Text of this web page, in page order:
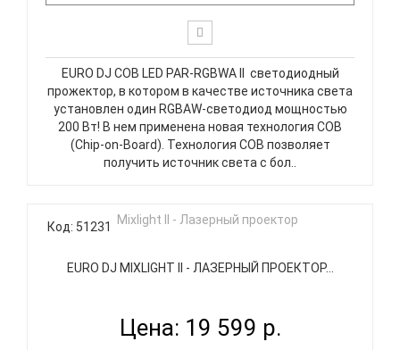
EURO DJ COB LED PAR-RGBWA II cветодиодный
прожектор, в котором в качестве источника света
установлен один RGBAW-светодиод мощностью
200 Вт! В нем применена новая технология COB
(Chip-on-Board). Технология COB позволяет
получить источник света с бол..
Код: 51231
EURO DJ MIXLIGHT II - ЛАЗЕРНЫЙ ПРОЕКТОР...
Цена: 19 599 р.